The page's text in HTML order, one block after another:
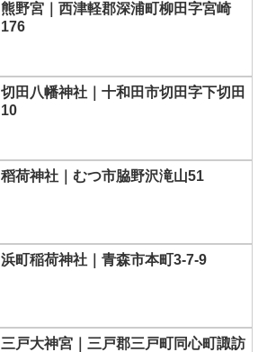
熊野宮｜西津軽郡深浦町柳田字宮崎
176
切田八幡神社｜十和田市切田字下切田
10
稻荷神社｜むつ市脇野沢滝山51
浜町稲荷神社｜青森市本町3-7-9
三戸大神宮｜三戸郡三戸町同心町諏訪